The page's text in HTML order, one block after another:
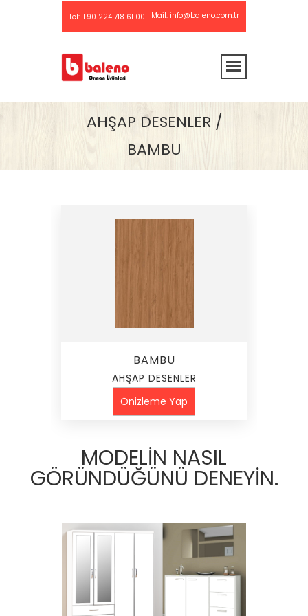
Tel: +90 224 718 61 00 Mail: info@baleno.com.tr
AHŞAP DESENLER /
BAMBU
BAMBU
AHŞAP DESENLER
Önizleme Yap
MODELİN NASIL
GÖRÜNDÜĞÜNÜ DENEYİN.